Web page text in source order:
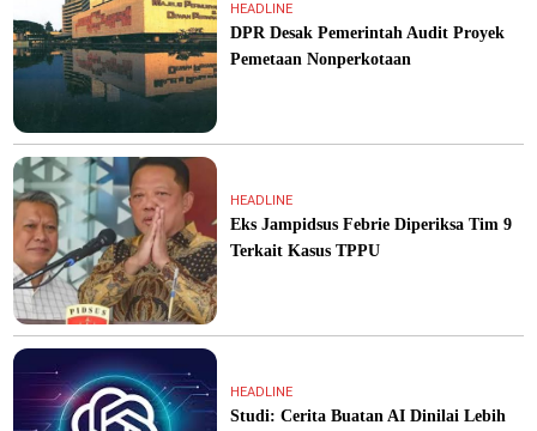
HEADLINE
DPR Desak Pemerintah Audit Proyek
Pemetaan Nonperkotaan
HEADLINE
Eks Jampidsus Febrie Diperiksa Tim 9
Terkait Kasus TPPU
HEADLINE
Studi: Cerita Buatan AI Dinilai Lebih